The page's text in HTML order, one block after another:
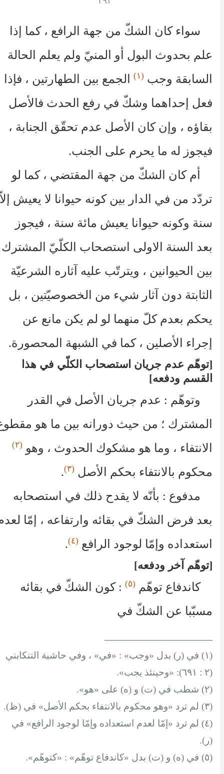
سواء كان الشكّ من جهة الرافع ، كما إذا
علم بحدوث البول أو المنيّ ولم يعلم الحالة
السابقة وجب
الجمع بين الطهارتين ، فإذا
فعل إحداهما وشكّ في رفع الحدث فالأصل
بقاؤه ، وإن كان الأصل عدم تحقّق الجنابة ،
فيجوز له ما يحرم على الجنب.
أم كان الشكّ من جهة المقتضي ، كما لو
تردّد من في الدار بين كونه حيوانا لا يعيش إلاّ
سنة وكونه حيوانا يعيش مائة سنة ، فيجوز
بعد السنة الاولى استصحاب الكلّيّ المشترك
بين الحيوانين ، ويترتّب عليه آثاره الشرعيّة
الثابتة دون آثار شيء من الخصوصيّتين ، بل
يحكم بعدم كلّ منهما لو لم يكن مانع عن
إجراء الأصلين ، كما في الشبهة المحصورة.
توهّم عدم جريان استصحاب الكلّي في هذا
القسم ودفعه
وتوهّم : عدم جريان الأصل في القدر
المشترك ؛ من حيث دورانه بين ما هو مقطوع
الانتفاء ، وما هو مشكوك الحدوث ، وهو(٢)
محكوم بالانتفاء بحكم الأصل(٣)
.
مدفوع : بأنّه لا يقدح ذلك في استصحابه
بعد فرض الشكّ في بقائه وارتفاعه ، إمّا لعدم
استعداده وإمّا لوجود الرافع
.
توهّم آخر ودفعه
كاندفاع توهّم
: كون الشكّ في بقائه
مسبّبا عن الشكّ في
(١) في (ر) بدل «وجب» : «في» ، وفي حاشية التنكابني
(٤) لم ترد «إمّا لعدم استعداده وإمّا لوجود الرافع» في
(ر).